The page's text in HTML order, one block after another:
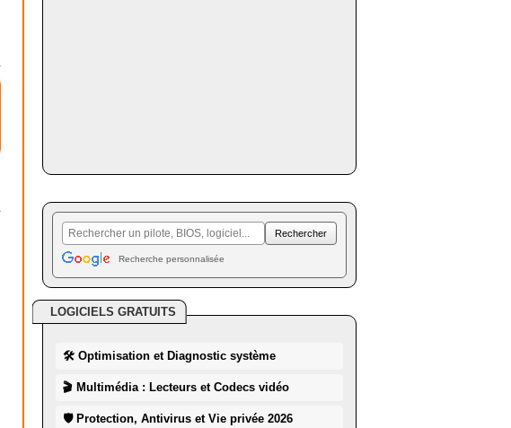
Recherche personnalisée
LOGICIELS GRATUITS
🛠 Optimisation et Diagnostic système
🎬 Multimédia : Lecteurs et Codecs vidéo
🛡 Protection, Antivirus et Vie privée 2026